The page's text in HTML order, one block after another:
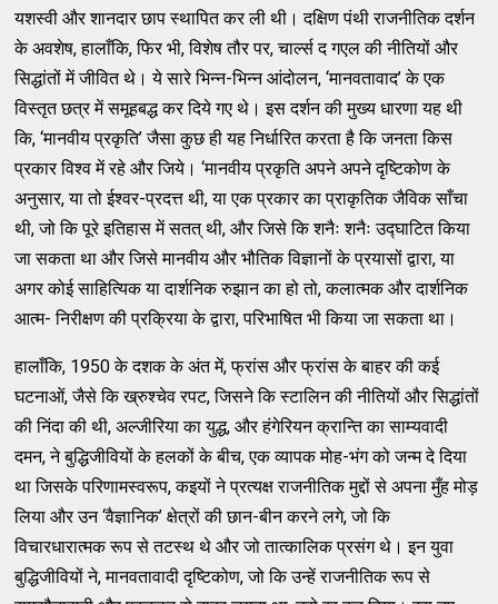
यशस्वी और शानदार छाप स्थापित कर ली थी। दक्षिण पंथी राजनीतिक दर्शन
के अवशेष, हालाँकि, फिर भी, विशेष तौर पर, चार्ल्स द गएल की नीतियों और
सिद्धांतों में जीवित थे। ये सारे भिन्न-भिन्न आंदोलन, ‘मानवतावाद’ के एक
विस्तृत छत्र में समूहबद्ध कर दिये गए थे। इस दर्शन की मुख्य धारणा यह थी
कि, ‘मानवीय प्रकृति’ जैसा कुछ ही यह निर्धारित करता है कि जनता किस
प्रकार विश्व में रहे और जिये। ‘मानवीय प्रकृति अपने अपने दृष्टिकोण के
अनुसार, या तो ईश्वर-प्रदत्त थी, या एक प्रकार का प्राकृतिक जैविक साँचा
थी, जो कि पूरे इतिहास में सतत् थी, और जिसे कि शनैः शनैः उद्घाटित किया
जा सकता था और जिसे मानवीय और भौतिक विज्ञानों के प्रयासों द्वारा, या
अगर कोई साहित्यिक या दार्शनिक रुझान का हो तो, कलात्मक और दार्शनिक
आत्म- निरीक्षण की प्रक्रिया के द्वारा, परिभाषित भी किया जा सकता था।
हालाँकि, 1950 के दशक के अंत में, फ्रांस और फ्रांस के बाहर की कई
घटनाओं, जैसे कि ख्रुश्चेव रपट, जिसने कि स्टालिन की नीतियों और सिद्धांतों
की निंदा की थी, अल्जीरिया का युद्ध, और हंगेरियन क्रान्ति का साम्यवादी
दमन, ने बुद्धिजीवियों के हलकों के बीच, एक व्यापक मोह-भंग को जन्म दे दिया
था जिसके परिणामस्वरूप, कइयों ने प्रत्यक्ष राजनीतिक मुद्दों से अपना मुँह मोड़
लिया और उन ‘वैज्ञानिक’ क्षेत्रों की छान-बीन करने लगे, जो कि
विचारधारात्मक रूप से तटस्थ थे और जो तात्कालिक प्रसंग थे। इन युवा
बुद्धिजीवियों ने, मानवतावादी दृष्टिकोण, जो कि उन्हें राजनीतिक रूप से